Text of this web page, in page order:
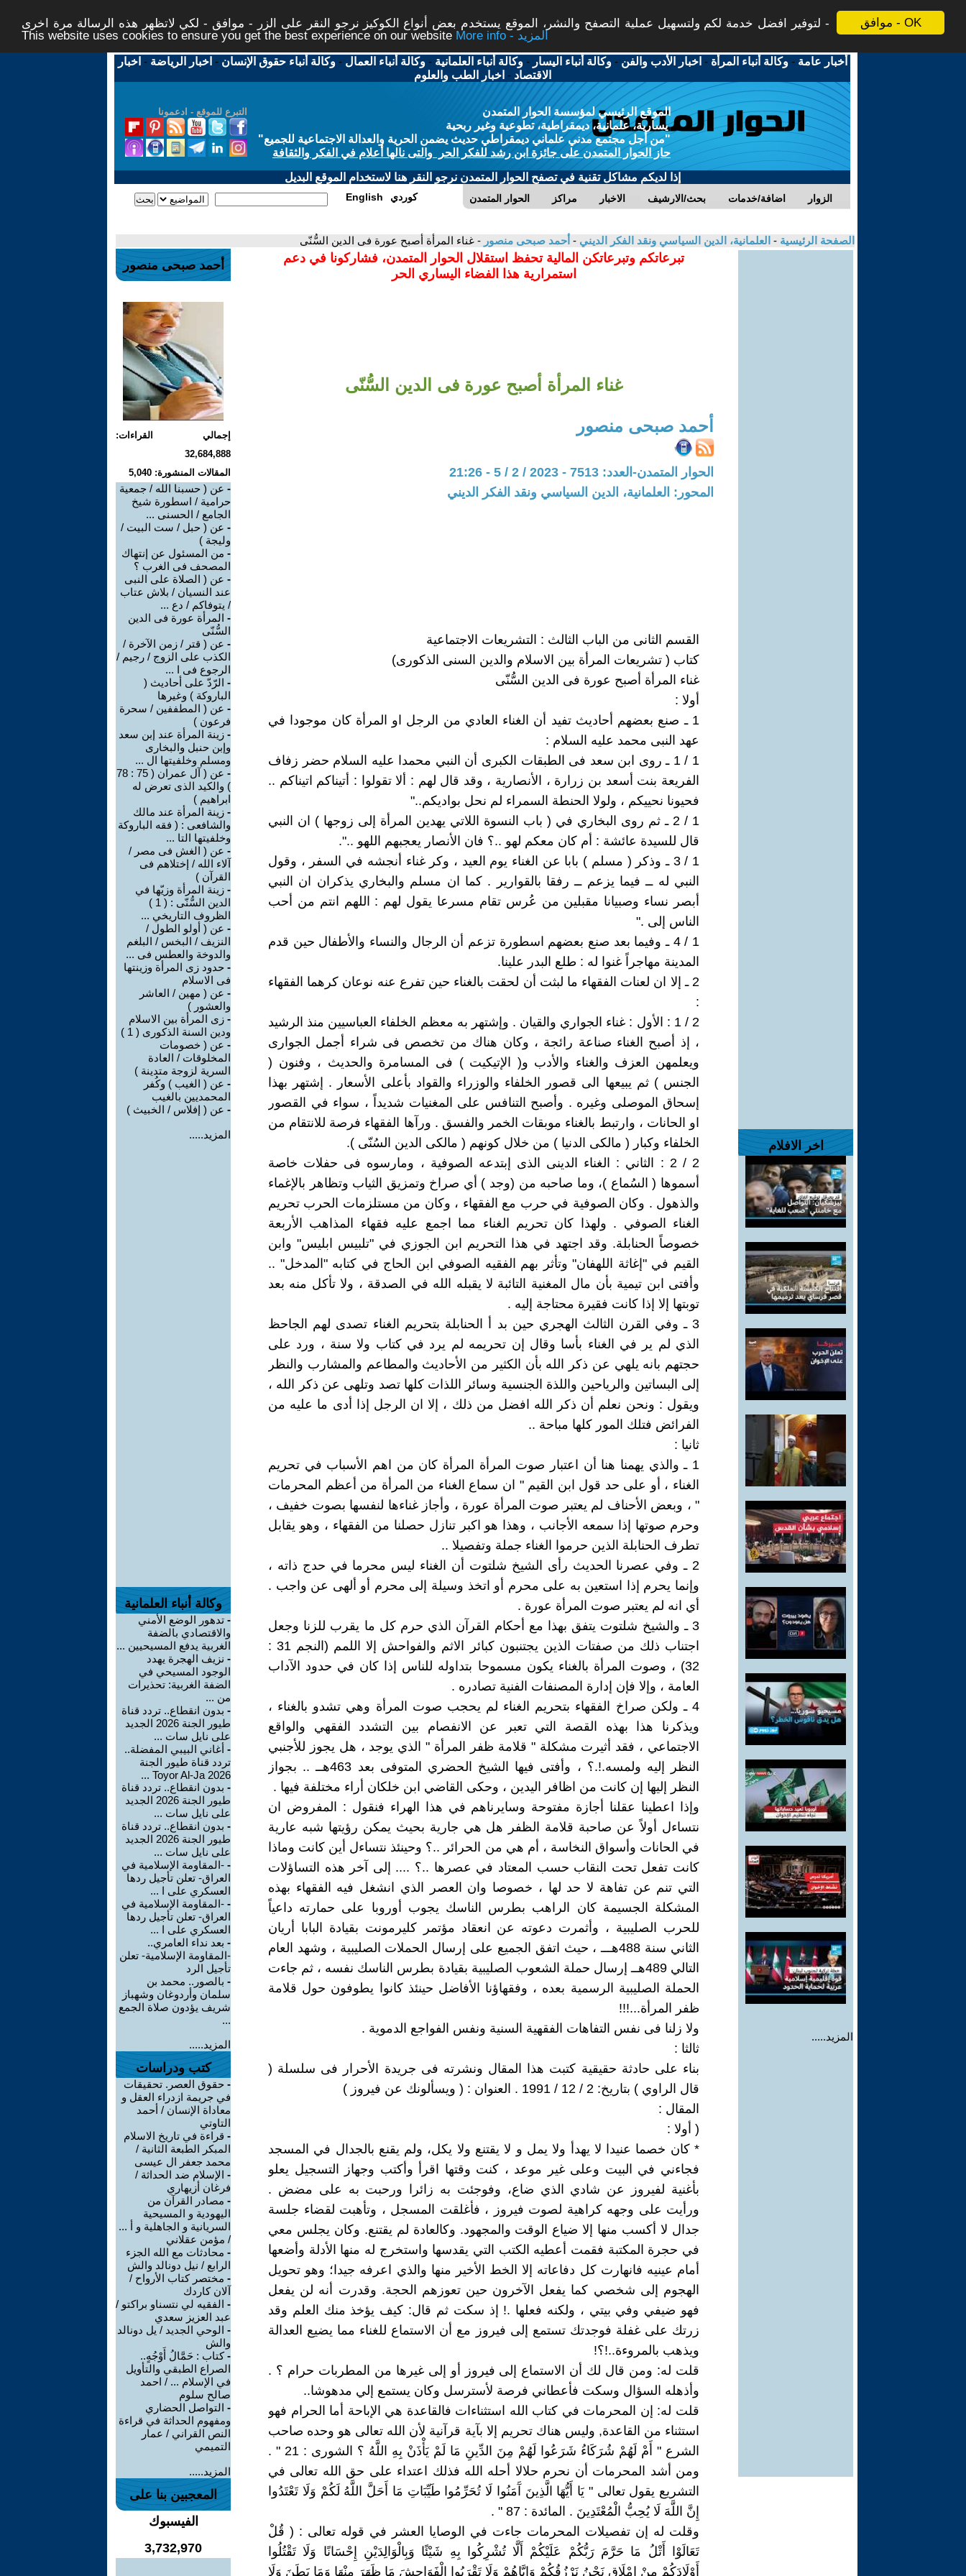
موافق - OK
لتوفير افضل خدمة لكم ولتسهيل عملية التصفح والنشر، الموقع يستخدم بعض أنواع الكوكيز نرجو النقر على الزر - موافق - لكي لاتظهر هذه الرسالة مرة اخرى -
This website uses cookies to ensure you get the best experience on our website
More info - المزيد
أخبار عامة -وكالة أنباء المرأة - اخبار الأدب والفن -وكالة أنباء اليسار -وكالة أنباء العلمانية -وكالة أنباء العمال -وكالة أنباء حقوق الإنسان - اخبار الرياضة - اخبار
الاقتصاد - اخبار الطب والعلوم
التبرع للموقع - ادعمونا
الموقع الرئيسي لمؤسسة الحوار المتمدن
يسارية، علمانية، ديمقراطية، تطوعية وغير ربحية
"من أجل مجتمع مدني علماني ديمقراطي حديث يضمن الحرية والعدالة الاجتماعية للجميع"
حاز الحوار المتمدن على جائزة ابن رشد للفكر الحر والتى نالها أعلام في الفكر والثقافة
إذا لديكم مشاكل تقنية في تصفح الحوار المتمدن نرجو النقر هنا لاستخدام الموقع البديل
الحوار المتمدن مراكز الاخبار بحث/الارشيف اضافة/خدمات الزوار English كوردي
الصفحة الرئيسية - العلمانية، الدين السياسي ونقد الفكر الديني - أحمد صبحى منصور - غناء المرأة أصبح عورة فى الدين السُّنّى
اخر الافلام
المزيد.....
تبرعاتكم وتبرعاتكن المالية تحفظ استقلال الحوار المتمدن، فشاركونا في دعم
استمرارية هذا الفضاء اليساري الحر
غناء المرأة أصبح عورة فى الدين السُّنّى
أحمد صبحى منصور
الحوار المتمدن-العدد: 7513 - 2023 / 2 / 5 - 21:26
المحور: العلمانية، الدين السياسي ونقد الفكر الديني
القسم الثانى من الباب الثالث : التشريعات الاجتماعية
كتاب ( تشريعات المرأة بين الاسلام والدين السنى الذكورى)
غناء المرأة أصبح عورة فى الدين السُّنّى
أولا :
1 ـ صنع بعضهم أحاديث تفيد أن الغناء العادي من الرجل او المرأة كان موجودا في
عهد النبى محمد عليه السلام :
1 / 1 ـ روى ابن سعد فى الطبقات الكبرى أن النبي محمدا عليه السلام حضر زفاف
الفريعة بنت أسعد بن زرارة ، الأنصارية ، وقد قال لهم : ألا تقولوا : أتيناكم اتيناكم ..
فحيونا نحييكم ، ولولا الحنطة السمراء لم نحل بواديكم.."
1 / 2 ـ ثم روى البخاري في ( باب النسوة اللاتي يهدين المرأة إلى زوجها ) ان النبي
قال للسيدة عائشة : أم كان معكم لهو ..؟ فان الأنصار يعجبهم اللهو ..".
1 / 3 ـ وذكر ( مسلم ) بابا عن الغناء يوم العيد ، وكر غناء أنجشه في السفر ، وقول
النبي له ــ فيما يزعم ــ رفقا بالقوارير . كما ان مسلم والبخاري يذكران ان النبي
أبصر نساء وصبيانا مقبلين من عُرس تقام مسرعا يقول لهم : اللهم انتم من أحب
الناس إلى ."
1 / 4 ـ وفيما بعد صنع بعضهم اسطورة تزعم أن الرجال والنساء والأطفال حين قدم
المدينة مهاجراً غنوا له : طلع البدر علينا.
2 ـ إلا ان لعنات الفقهاء ما لبثت أن لحقت بالغناء حين تفرع عنه نوعان كرهما الفقهاء
:
2 / 1 : الأول : غناء الجواري والقيان . وإشتهر به معظم الخلفاء العباسيين منذ الرشيد
، إذ أصبح الغناء صناعة رائجة ، وكان هناك من تخصص فى شراء أجمل الجوارى
ويعلمهن العزف والغناء والأدب و( الإتيكيت ) فى المسامرة والحديث ، وفنون (
الجنس ) ثم يبيعها الى قصور الخلفاء والوزراء والقواد بأعلى الأسعار . إشتهر بهذا
إسحاق الموصلى وغيره . وأصبح التنافس على المغنيات شديداً ، سواء في القصور
او الحانات ، وارتبط بالغناء موبقات الخمر والفسق . ورآها الفقهاء فرصة للانتقام من
الخلفاء وكبار ( مالكى الدنيا ) من خلال كونهم ( مالكى الدين السُنّى ).
2 / 2 : الثاني : الغناء الدينى الذى إبتدعه الصوفية ، ومارسوه فى حفلات خاصة
أسموها ( السُماع )، وما صاحبه من (وجد ) أي صراخ وتمزيق الثياب وتظاهر بالإغماء
والذهول . وكان الصوفية في حرب مع الفقهاء ، وكان من مستلزمات الحرب تحريم
الغناء الصوفي . ولهذا كان تحريم الغناء مما اجمع عليه فقهاء المذاهب الأربعة
خصوصاً الحنابلة. وقد اجتهد في هذا التحريم ابن الجوزي في "تلبيس ابليس" وابن
القيم في "إغاثة اللهفان" وتأثر بهم الفقيه الصوفي ابن الحاج في كتابه "المدخل" ..
وأفتى ابن تيمية بأن مال المغنية التائبة لا يقبله الله في الصدقة ، ولا تأكل منه بعد
توبتها إلا إذا كانت فقيرة محتاجة إليه .
3 ـ وفي القرن الثالث الهجري حين بد أ الحنابلة بتحريم الغناء تصدى لهم الجاحظ
الذي لم ير في الغناء بأسا وقال إن تحريمه لم يرد في كتاب ولا سنة ، ورد على
حجتهم بانه يلهي عن ذكر الله بأن الكثير من الأحاديث والمطاعم والمشارب والنظر
إلى البساتين والرياحين واللذة الجنسية وسائر اللذات كلها تصد وتلهى عن ذكر الله ،
ويقول : ونحن نعلم أن ذكر الله افضل من ذلك ، إلا ان الرجل إذا أدى ما عليه من
الفرائض فتلك المور كلها مباحة ..
ثانيا :
1 ـ والذي يهمنا هنا أن اعتبار صوت المرأة المرأة كان من اهم الأسباب في تحريم
الغناء ، أو على حد قول ابن القيم " ان سماع الغناء من المرأة من أعظم المحرمات
" ، وبعض الأحناف لم يعتبر صوت المرأة عورة ، وأجاز غناءها لنفسها بصوت خفيف ،
وحرم صوتها إذا سمعه الأجانب ، وهذا هو اكبر تنازل حصلنا من الفقهاء ، وهو يقابل
تطرف الحنابلة الذين حرموا الغناء جملة وتفصيلا ..
2 ـ وفي عصرنا الحديث رأى الشيخ شلتوت أن الغناء ليس محرما في حدج ذاته ،
وإنما يحرم إذا استعين به على محرم أو اتخذ وسيلة إلى محرم أو ألهى عن واجب .
أي انه لم يعتبر صوت المرأة عورة .
3 ـ والشيخ شلتوت يتفق بهذا مع أحكام القرآن الذي حرم كل ما يقرب للزنا وجعل
اجتناب ذلك من صفتات الذين يجتنبون كبائر الاثم والفواحش إلا اللمم (النجم 31 :
32) ، وصوت المرأة بالغناء يكون مسموحا بتداوله للناس إذا كان في حدود الآداب
العامة ، وإلا فإن إدارة المصنفات الفنية تصادره .
4 ـ ولكن صراخ الفقهاء بتحريم الغناء لم يحجب صوت المرأة وهي تشدو بالغناء ،
ويذكرنا هذا بهذه القصة التي تعبر عن الانفصام بين التشدد الفقهي والواقع
الاجتماعي ، فقد أثيرت مشكلة " قلامة ظفر المرأة " الذي يوجد ، هل يجوز للأجنبي
النظر إليه ولمسه.!.؟ ، وأفتى فيها الشيخ الحضري المتوفى بعد 463هــ .. بجواز
النظر إليها إن كانت من اظافر اليدين ، وحكى القاضي ابن خلكان أراء مختلفة فيها .
وإذا اعطينا عقلنا أجازة مفتوحة وسايرناهم في هذا الهراء فنقول : المفروض ان
نتساءل أولاً عن صاحبة قلامة الظفر هل هي جارية بحيث يمكن رؤيتها شبه عارية
في الحانات وأسواق النخاسة ، أم هي من الحرائر ..؟ وحينئذ نتساءل أين كانت وماذا
كانت تفعل تحت النقاب حسب المعتاد في عصرها ..؟ .... إلى آخر هذه التساؤلات
التي تنم عن تفاهة لا حد لها ، خصوصا وان العصر الذي انشغل فيه الفقهاء بهذه
المشكلة الجسيمة كان الراهب بطرس الناسك يجوب أوروبا على حمارته داعياً
للحرب الصليبية ، وأثمرت دعوته عن انعقاد مؤتمر كليرمونت بقيادة البابا أريان
الثاني سنة 488هـــ ، حيث اتفق الجميع على إرسال الحملات الصليبية ، وشهد العام
التالي 489هــ إرسال حملة الشعوب الصليبية بقيادة بطرس الناسك نفسه ، ثم جاءت
الحملة الصليبية الرسمية بعده ، وفقهاؤنا الأفاضل حينئذ كانوا يطوفون حول قلامة
ظفر المرأة...!!!
ولا زلنا فى نفس التفاهات الفقهية السنية ونفس الفواجع الدموية .
ثالثا :
بناء على حادثة حقيقية كتبت هذا المقال ونشرته فى جريدة الأحرار فى سلسلة (
قال الراوي ) بتاريخ: 2 / 12 / 1991 . العنوان : ( ويسألونك عن فيروز )
المقال :
( أولا :
* كان خصما عنيدا لا يهدأ ولا يمل و لا يقتنع ولا يكل، ولم يقنع بالجدال في المسجد
فجاءني في البيت وعلى غير موعد ، كنت وقتها اقرأ وأكتب وجهاز التسجيل يعلو
بأغنية لفيروز عن شادي الذي ضاع، وفوجئت به زائرا ورحبت به على مضض .
ورأيت على وجهه كراهية لصوت فيروز ، فأغلقت المسجل ، وتأهبت لقضاء جلسة
جدال لا أكسب منها إلا ضياع الوقت والمجهود. وكالعادة لم يقتنع. وكان يجلس معي
في حجرة المكتبة فقمت أعطيه الكتب التي يقدسها واستخرج له منها الأدلة وأضعها
أمام عينيه فانهارت كل دفاعاته إلا الخط الأخير منها والذي اعرفه جيدا؛ وهو تحويل
الهجوم إلى شخصي كما يفعل الآخرون حين تعوزهم الحجة. وقدرت أنه لن يفعل
فهو ضيفي وفي بيتي ، ولكنه فعلها .! إذ سكت ثم قال: كيف يؤخذ منك العلم وقد
زرتك على غفلة فوجدتك تستمع إلى فيروز مع أن الاستماع للغناء مما يضيع العدالة
ويذهب بالمروءة..!؟!
قلت له: ومن قال لك أن الاستماع إلى فيروز أو إلى غيرها من المطربات حرام ؟ .
وأذهله السؤال وسكت فأعطاني فرصة لأسترسل وكان يستمع إلي مدهوشا..
قلت له: إن المحرمات في كتاب الله استثناءات فالقاعدة هي الإباحة أما الحرام فهو
استثناء من القاعدة, وليس هناك تحريم إلا بآية قرآنية لأن الله تعالى هو وحده صاحب
الشرع " أَمْ لَهُمْ شُرَكَاءُ شَرَعُوا لَهُمْ مِنَ الدِّينِ مَا لَمْ يَأْذَنْ بِهِ اللَّهُ ؟ الشورى : 21 " .
ومن أشد المحرمات أن نحرم حلالا أحله الله فذلك اعتداء على حق الله تعالى في
التشريع يقول تعالى " يَا أَيُّهَا الَّذِينَ آَمَنُوا لَا تُحَرِّمُوا طَيِّبَاتِ مَا أَحَلَّ اللَّهُ لَكُمْ وَلَا تَعْتَدُوا
إِنَّ اللَّهَ لَا يُحِبُّ الْمُعْتَدِينَ . المائدة : 87 " .
وقلت له إن تفصيلات المحرمات جاءت في الوصايا العشر في قوله تعالى : ( قُلْ
تَعَالَوْا أَتْلُ مَا حَرَّمَ رَبُّكُمْ عَلَيْكُمْ أَلَّا تُشْرِكُوا بِهِ شَيْئًا وَبِالْوَالِدَيْنِ إِحْسَانًا وَلَا تَقْتُلُوا
أَوْلَادَكُمْ مِنْ إِمْلَاقٍ نَحْنُ نَرْزُقُكُمْ وَإِيَّاهُمْ وَلَا تَقْرَبُوا الْفَوَاحِشَ مَا ظَهَرَ مِنْهَا وَمَا بَطَنَ وَلَا
أحمد صبحى منصور
إجمالي القراءات:
32,684,888
المقالات المنشورة: 5,040
- عن ( حسبنا الله / جمعية
حرامية / اسطورة شيخ
الجامع / الحسنى ...
- عن ( حبل / ست البيت /
وليجة )
- من المسئول عن إنتهاك
المصحف فى الغرب ؟
- عن ( الصلاة على النبى
عند النسيان / بلاش عتاب
/ يتوفاكم / دع ...
- المرأة عورة فى الدين
السُّنّى
- عن ( قتر / زمن الآخرة /
الكذب على الزوج / رجيم /
الرجوع فى ا ...
- الرّدّ على أحاديث (
الباروكة ) وغيرها
- عن ( المطففين / سحرة
فرعون )
- زينة المرأة عند إبن سعد
وإبن حنبل والبخارى
ومسلم وخلفيتها ال ...
-
عن ( آل عمران ( 75 : 78
) والكيد الذى تعرض له
ابراهيم )
- زينة المرأة عند مالك
والشافعى : ( فقه الباروكة
وخلفيتها التا ...
- عن ( الغش فى مصر /
آلاء الله / إختلاهم فى
القرآن )
- زينة المرأة وزيّها في
الدين السُّنّى : ( 1 )
الظروف التاريخي ...
- عن ( أولو الطول /
النزيف / البخس / البلغم
والدوخة والعطس فى ...
- حدود زى المرأة وزينتها
فى الاسلام
- عن ( مهين / العاشر
والعشور )
- زى المرأة بين الاسلام
ودين السنة الذكورى ( 1 )
- عن ( خصومات
المخلوقات / العادة
السرية لزوجة متدينة )
- عن ( الغيب ) وكُفر
المحمديين بالغيب
- عن ( إفلاس / الخبيث )
المزيد.....
وكالة أنباء العلمانية
- تدهور الوضع الأمني
والاقتصادي بالضفة
الغربية يدفع المسيحيين ...
- نزيف الهجرة يهدد
الوجود المسيحي في
الضفة الغربية: تحذيرات
من ...
- بدون انقطاع.. تردد قناة
طيور الجنة 2026 الجديد
على نايل سات ...
- أغاني البيبي المفضلة..
تردد قناة طيور الجنة
2026 Toyor Al-Ja ...
- بدون انقطاع.. تردد قناة
طيور الجنة 2026 الجديد
على نايل سات ...
- بدون انقطاع.. تردد قناة
طيور الجنة 2026 الجديد
على نايل سات ...
- -المقاومة الإسلامية في
العراق- تعلن تأجيل ردها
العسكري على ا ...
- -المقاومة الإسلامية في
العراق- تعلن تأجيل ردها
العسكري على ا ...
- بعد نداء العامري..
-المقاومة الإسلامية- تعلن
تأجيل الرد
- بالصور.. محمد بن
سلمان وأردوغان وشهباز
شريف يؤدون صلاة الجمع
...
المزيد.....
كتب ودراسات
- حقوق العصر. تحقيقات
في جريمة ازدراء العقل و
معاداة الإنسان / أحمد
التاوتي
- قراءة في تاريخ الاسلام
المبكر الطبعة الثانية /
محمد جعفر ال عيسى
- الإسلام ضد الحداثة /
فرغان أزيهاري
- مصادر القرآن من
اليهودية و المسيحية
السريانية و الجاهلية و أ ...
/ مؤمن عقلاني
- محادثات مع الله الجزء
الرابع / نيل دونالد والش
- مختصر كتاب الأرواح /
آلان كاردك
- الفقيه لي نتسناو براكتو /
عبد العزيز سعدي
- الوحي الجديد / يل دونالد
والش
-كتاب : حَمَّالُ أَوْجُهٍ..
الصراع الطبقي والتأويل
في الإسلام ... / احمد
صالح سلوم
- التواصل الحضاري
ومفهوم الحداثة في قراءة
النص القراني / عمار
التميمي
المزيد.....
المعجبين بنا على
الفيسبوك
3,732,970